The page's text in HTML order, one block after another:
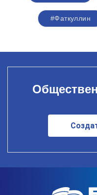
#Фаткуллин